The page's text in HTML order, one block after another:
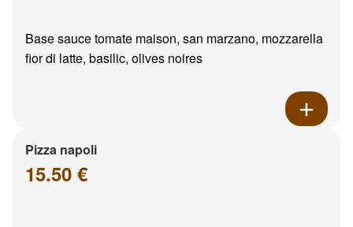
Base sauce tomate maison, san marzano, mozzarella
fior di latte, basilic, olives noires
Pizza napoli
15.50 €